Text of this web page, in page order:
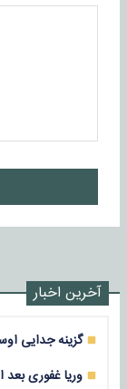
آخرین اخبار
گزینه جدایی
وریا غفوری بعد